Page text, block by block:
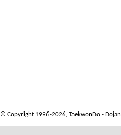
© Copyright 1996-2026, TaekwonDo -